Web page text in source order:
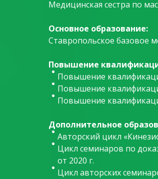
Медицинская сестра по
Основное образование:
Ставропольское базовое
Повышение
Повышение
Повышение
Повышение
Дополнительное
Авторский цикл
Цикл семинаров по
от 2020 г.
Цикл авторских